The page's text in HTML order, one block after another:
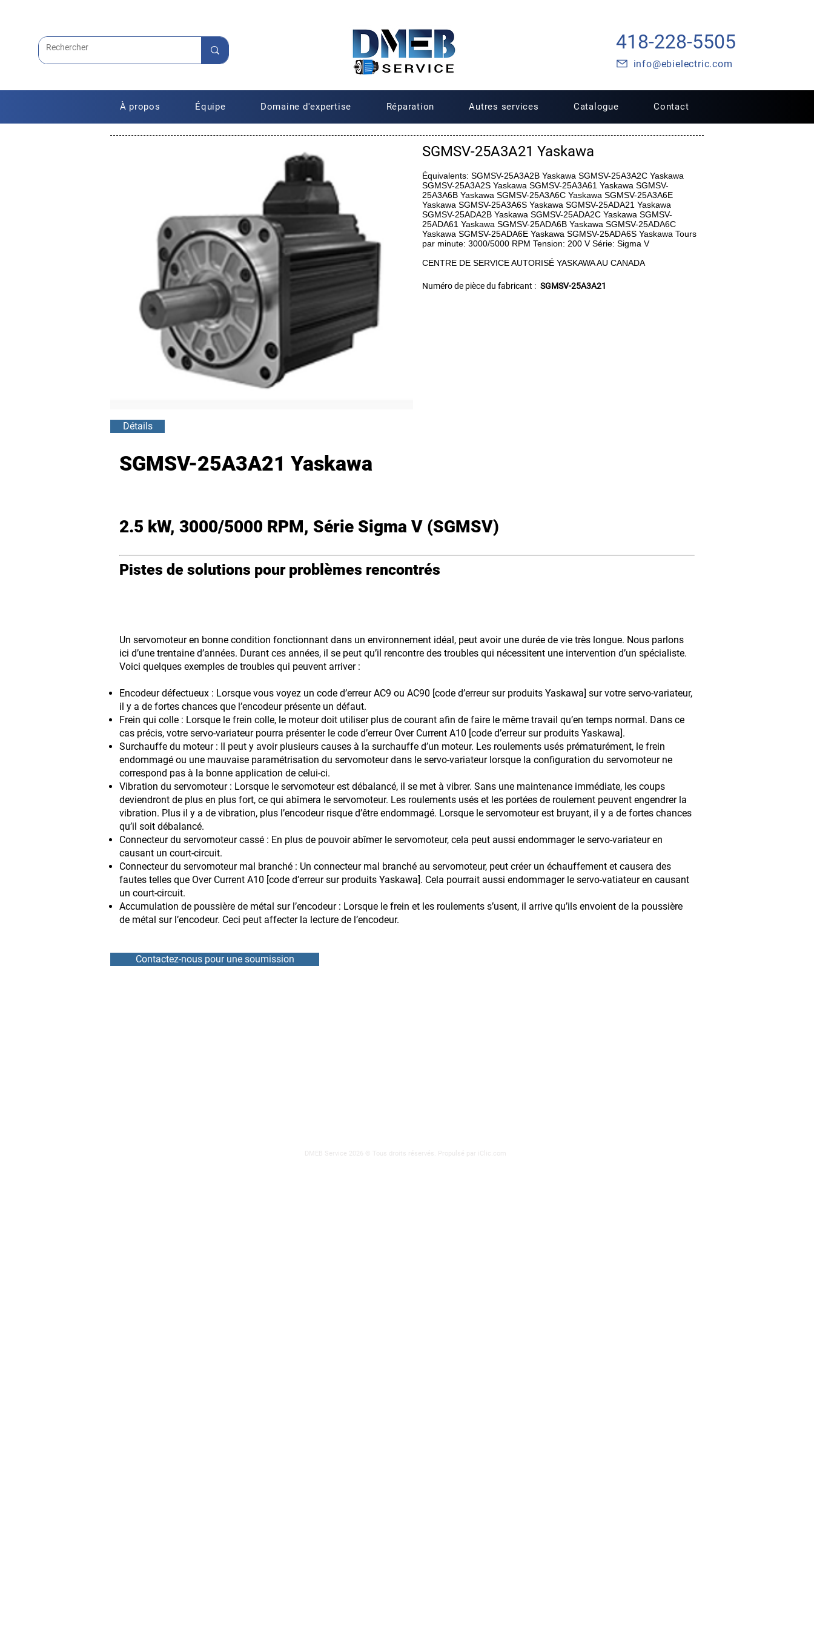
418-228-5505
info@ebielectric.com
À propos Équipe Domaine d'expertise Réparation Autres services Catalogue Contact
SGMSV-25A3A21 Yaskawa
Équivalents: SGMSV-25A3A2B Yaskawa SGMSV-25A3A2C Yaskawa
SGMSV-25A3A2S Yaskawa SGMSV-25A3A61 Yaskawa SGMSV-
25A3A6B Yaskawa SGMSV-25A3A6C Yaskawa SGMSV-25A3A6E
Yaskawa SGMSV-25A3A6S Yaskawa SGMSV-25ADA21 Yaskawa
SGMSV-25ADA2B Yaskawa SGMSV-25ADA2C Yaskawa SGMSV-
25ADA61 Yaskawa SGMSV-25ADA6B Yaskawa SGMSV-25ADA6C
Yaskawa SGMSV-25ADA6E Yaskawa SGMSV-25ADA6S Yaskawa Tours
par minute: 3000/5000 RPM Tension: 200 V Série: Sigma V
CENTRE DE SERVICE AUTORISÉ YASKAWA AU CANADA
Numéro de pièce du fabricant : SGMSV-25A3A21
Détails
SGMSV-25A3A21 Yaskawa
2.5 kW, 3000/5000 RPM, Série Sigma V (SGMSV)
Pistes de solutions pour problèmes rencontrés
Un servomoteur en bonne condition fonctionnant dans un environnement idéal, peut avoir une durée de vie très longue. Nous parlons
ici d’une trentaine d’années. Durant ces années, il se peut qu’il rencontre des troubles qui nécessitent une intervention d’un spécialiste.
Voici quelques exemples de troubles qui peuvent arriver :
Encodeur défectueux : Lorsque vous voyez un code d’erreur AC9 ou AC90 [code d’erreur sur produits Yaskawa] sur votre servo-variateur,
il y a de fortes chances que l’encodeur présente un défaut.
Frein qui colle : Lorsque le frein colle, le moteur doit utiliser plus de courant afin de faire le même travail qu’en temps normal. Dans ce
cas précis, votre servo-variateur pourra présenter le code d’erreur Over Current A10 [code d’erreur sur produits Yaskawa].
Surchauffe du moteur : Il peut y avoir plusieurs causes à la surchauffe d’un moteur. Les roulements usés prématurément, le frein
endommagé ou une mauvaise paramétrisation du servomoteur dans le servo-variateur lorsque la configuration du servomoteur ne
correspond pas à la bonne application de celui-ci.
Vibration du servomoteur : Lorsque le servomoteur est débalancé, il se met à vibrer. Sans une maintenance immédiate, les coups
deviendront de plus en plus fort, ce qui abîmera le servomoteur. Les roulements usés et les portées de roulement peuvent engendrer la
vibration. Plus il y a de vibration, plus l’encodeur risque d’être endommagé. Lorsque le servomoteur est bruyant, il y a de fortes chances
qu’il soit débalancé.
Connecteur du servomoteur cassé : En plus de pouvoir abîmer le servomoteur, cela peut aussi endommager le servo-variateur en
causant un court-circuit.
Connecteur du servomoteur mal branché : Un connecteur mal branché au servomoteur, peut créer un échauffement et causera des
fautes telles que Over Current A10 [code d’erreur sur produits Yaskawa]. Cela pourrait aussi endommager le servo-vatiateur en causant
un court-circuit.
Accumulation de poussière de métal sur l’encodeur : Lorsque le frein et les roulements s’usent, il arrive qu’ils envoient de la poussière
de métal sur l’encodeur. Ceci peut affecter la lecture de l’encodeur.
Contactez-nous pour une soumission
DMEB Service 2026 © Tous droits réservés. Propulsé par iClic.com